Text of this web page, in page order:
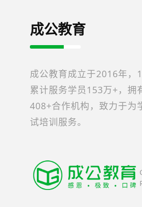
成公教育
成公教育成立于2016年，
累计服务学员153万+，拥
408+合作机构，致力于为
试培训服务。